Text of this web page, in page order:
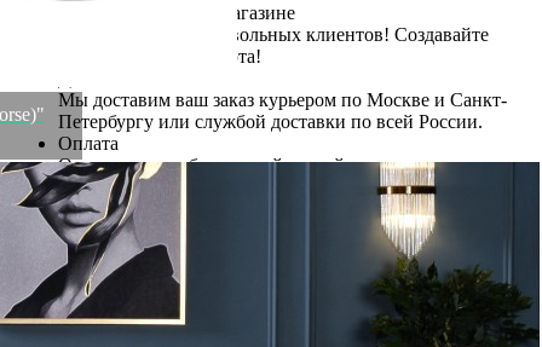
Закзать в интернет-магазине
Вступайте в ряды довольных клиентов! Создавайте
Вашу территорию уюта!
Мы доставим ваш заказ курьером по Москве и Санкт-
Петербургу или службой доставки по всей России.
Оплата
Оплатите заказ банковской картой, электронными
деньгами или наличными в ближайшем платежном
терминале или наличными.
Как заказать
Позвоните менеджеру по телефону или оформите заказ
через корзину
Рекомендуем посмотреть